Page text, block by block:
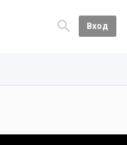
Вход